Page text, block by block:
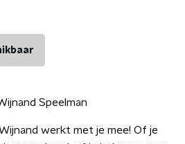
Speelman
werkt met je mee! Of je